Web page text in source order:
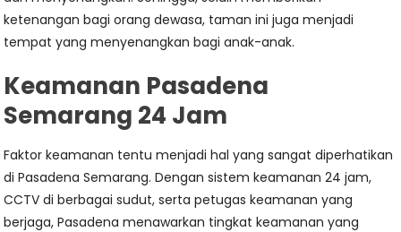
ketenangan bagi orang dewasa, taman ini juga menjadi
tempat yang menyenangkan bagi anak-anak.
Keamanan Pasadena
Semarang 24 Jam
Faktor keamanan tentu menjadi hal yang sangat diperhatikan
di Pasadena Semarang. Dengan sistem keamanan 24 jam,
CCTV di berbagai sudut, serta petugas keamanan yang
berjaga, Pasadena menawarkan tingkat keamanan yang